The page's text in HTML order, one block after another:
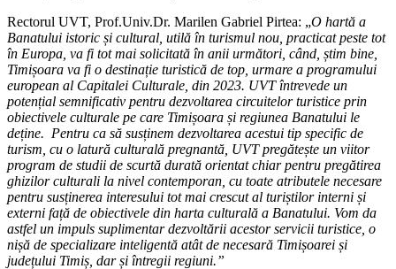
Rectorul UVT, Prof.Univ.Dr. Marilen Gabriel Pirtea: „O hartă a
Banatului istoric și cultural, utilă în turismul nou, practicat peste tot
în Europa, va fi tot mai solicitată în anii următori, când, știm bine,
Timișoara va fi o destinație turistică de top, urmare a programului
european al Capitalei Culturale, din 2023. UVT întrevede un
potențial semnificativ pentru dezvoltarea circuitelor turistice prin
obiectivele culturale pe care Timișoara și regiunea Banatului le
deține. Pentru ca să susținem dezvoltarea acestui tip specific de
turism, cu o latură culturală pregnantă, UVT pregătește un viitor
program de studii de scurtă durată orientat chiar pentru pregătirea
ghizilor culturali la nivel contemporan, cu toate atributele necesare
pentru susținerea interesului tot mai crescut al turiștilor interni și
externi față de obiectivele din harta culturală a Banatului. Vom da
astfel un impuls suplimentar dezvoltării acestor servicii turistice, o
nișă de specializare inteligentă atât de necesară Timișoarei și
județului Timiș, dar și întregii regiuni.”